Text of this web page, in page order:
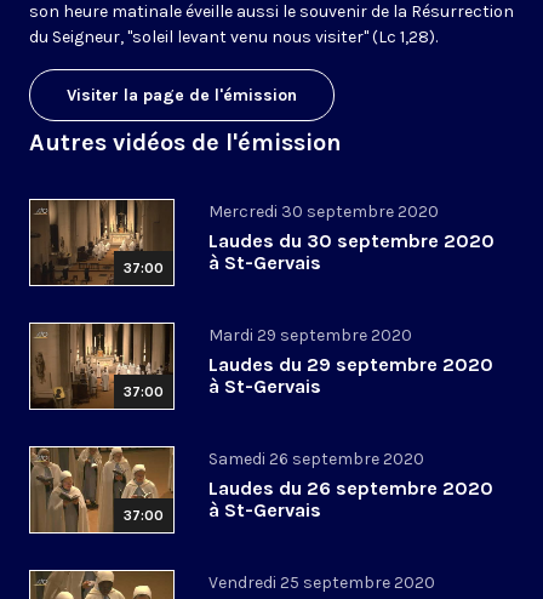
son heure matinale éveille aussi le souvenir de la Résurrection
du Seigneur, "soleil levant venu nous visiter" (Lc 1,28).
Visiter la page de l'émission
Autres vidéos de l'émission
37:00
Mercredi 30 septembre 2020
Laudes du 30 septembre 2020
à St-Gervais
37:00
Mardi 29 septembre 2020
Laudes du 29 septembre 2020
à St-Gervais
37:00
Samedi 26 septembre 2020
Laudes du 26 septembre 2020
à St-Gervais
Vendredi 25 septembre 2020